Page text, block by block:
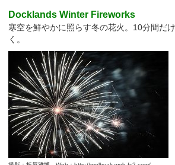
Docklands Winter Fireworks
寒空を鮮やかに照らす冬の花火。10分間だ
く。